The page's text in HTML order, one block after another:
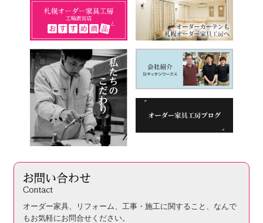
オーダー家具、リフォーム、工事・施工に関すること、 なんで
もお気軽にお問合せください。